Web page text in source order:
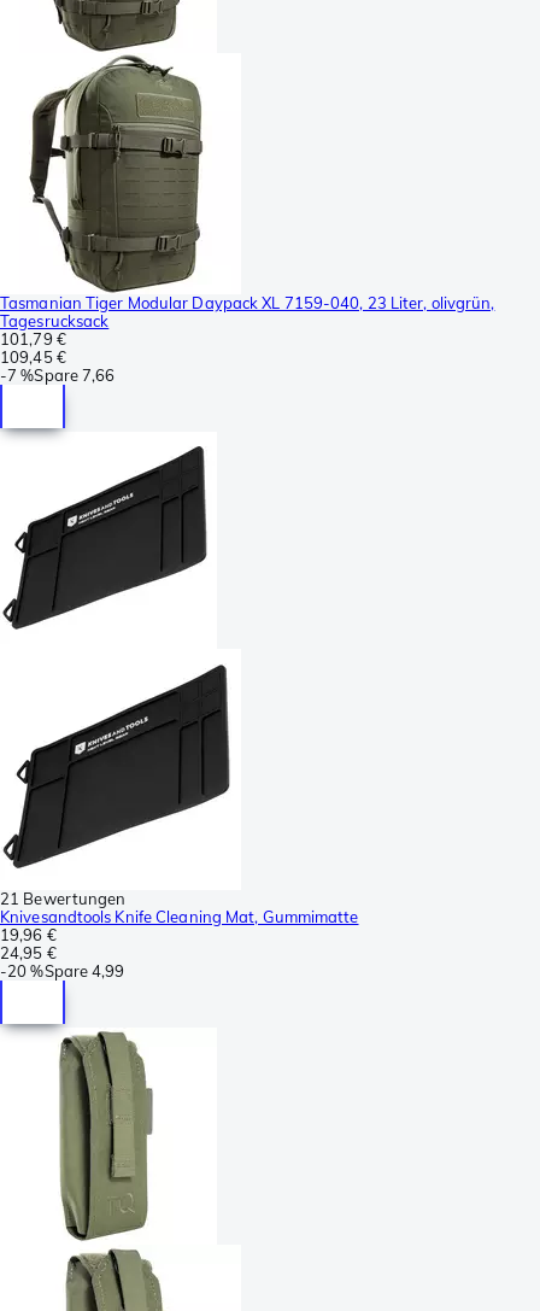
Tasmanian Tiger Modular Daypack XL 7159-040, 23 Liter, olivgrün,
Tagesrucksack
101,79 €
109,45 €
-7 %Spare7,66
21 Bewertungen
Knivesandtools Knife Cleaning Mat, Gummimatte
19,96 €
24,95 €
-20 %Spare4,99